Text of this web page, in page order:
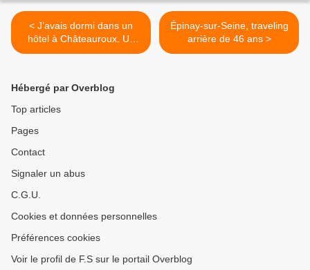
< J’avais dormi dans un
hôtel à Châteauroux. Un
hôtel à Châteauroux ! (sic)
Épinay-sur-Seine, traveling
arrière de 46 ans >
Hébergé par Overblog
Top articles
Pages
Contact
Signaler un abus
C.G.U.
Cookies et données personnelles
Préférences cookies
Voir le profil de F.S sur le portail Overblog